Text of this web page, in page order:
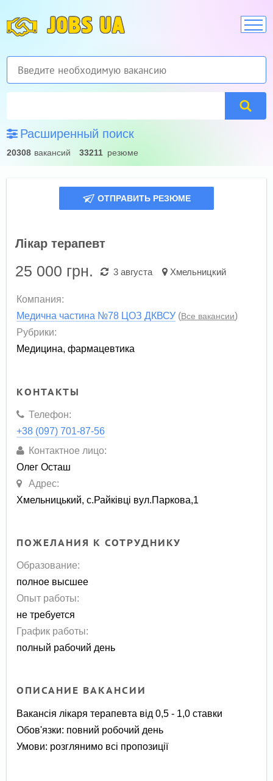
JOBS UA
Расширенный поиск
20308 вакансий 33211 резюме
ОТПРАВИТЬ РЕЗЮМЕ
Лікар терапевт
25 000 грн. 3 августа Хмельницкий
Компания:
Медична частина №78 ЦОЗ ДКВСУ (Все вакансии)
Рубрики:
Медицина, фармацевтика
КОНТАКТЫ
Телефон:
+38 (097) 701-87-56
Контактное лицо:
Олег Осташ
Адрес:
Хмельницький, с.Райківці вул.Паркова,1
ПОЖЕЛАНИЯ К СОТРУДНИКУ
Образование:
полное высшее
Опыт работы:
не требуется
График работы:
полный рабочий день
ОПИСАНИЕ ВАКАНСИИ
Вакансія лікаря терапевта від 0,5 - 1,0 ставки
Обов'язки: повний робочий день
Умови: розглянимо всі пропозиції